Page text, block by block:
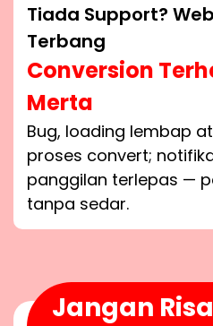
Tiada Support?
Terbang
Conversion
Merta
Bug, loading lembap
proses convert;
panggilan terlepas —
tanpa sedar.
Jangan